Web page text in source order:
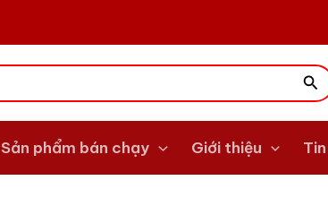
Sản phẩm bán chạy Giới thiệu